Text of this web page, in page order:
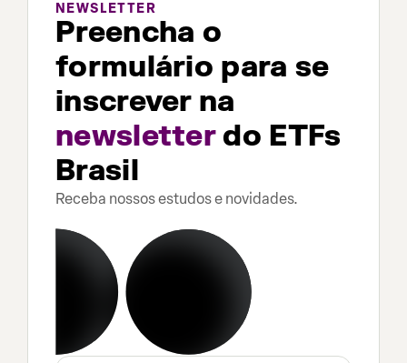
NEWSLETTER
Preencha o
formulário para se
inscrever na
newsletterdo ETFs
Brasil
Receba nossos estudos e novidades.